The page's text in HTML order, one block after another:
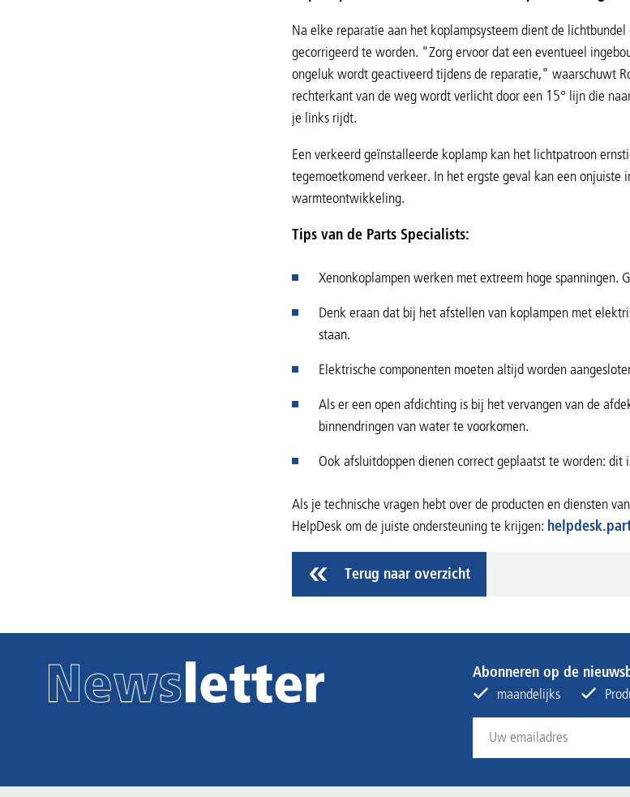
Na elke reparatie aan het koplampsysteem dient de
gecorrigeerd te worden. "Zorg ervoor dat een eventueel
ongeluk wordt geactiveerd tijdens de reparatie," waarschuwt
rechterkant van de weg wordt verlicht door een 15° lijn die
je links rijdt.
Een verkeerd geïnstalleerde koplamp kan het lichtpatroon
tegemoetkomend verkeer. In het ergste geval kan een
warmteontwikkeling.
Tips van de Parts Specialists:
Xenonkoplampen werken met extreem hoge
Denk eraan dat bij het afstellen van koplampen met
staan.
Elektrische componenten moeten altijd worden
Als er een open afdichting is bij het vervangen van de
binnendringen van water te voorkomen.
Ook afsluitdoppen dienen correct geplaatst te worden: dit
Als je technische vragen hebt over de producten en diensten
HelpDesk om de juiste ondersteuning te krijgen:
Terug naar overzicht
Abonneren op de
maandelijks